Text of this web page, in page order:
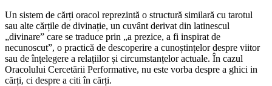
Un sistem de cărți oracol reprezintă o structură similară cu tarotul
sau alte cărțile de divinație, un cuvânt derivat din latinescul
„divinare” care se traduce prin „a prezice, a fi inspirat de
necunoscut”, o practică de descoperire a cunoștințelor despre viitor
sau de înțelegere a relațiilor și circumstanțelor actuale. În cazul
Oracolului Cercetării Performative, nu este vorba despre a ghici in
cărți, ci despre a citi în cărți.